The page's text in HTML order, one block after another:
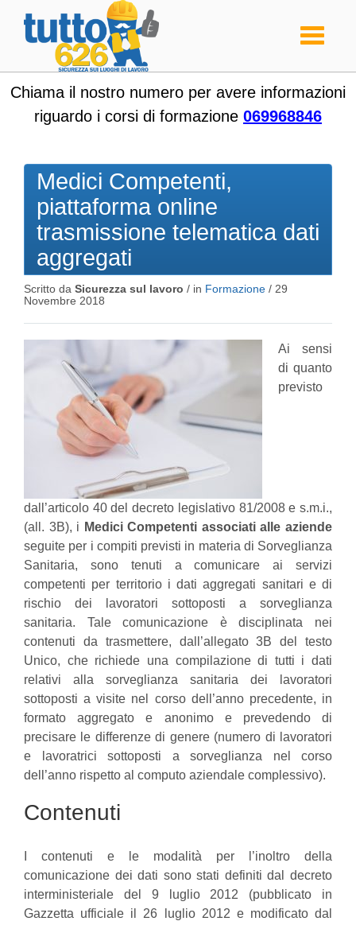
Toggle
Chiama il nostro numero per avere informazioni
riguardo i corsi di formazione 069968846
Medici Competenti,
piattaforma online
trasmissione telematica dati
aggregati
Scritto da Sicurezza sul lavoro / in Formazione / 29
Novembre 2018
Ai sensi
di quanto
previsto
dall’articolo 40 del decreto legislativo 81/2008 e s.m.i.,
(all. 3B), i Medici Competenti associati alle aziende
seguite per i compiti previsti in materia di Sorveglianza
Sanitaria, sono tenuti a comunicare ai servizi
competenti per territorio i dati aggregati sanitari e di
rischio dei lavoratori sottoposti a sorveglianza
sanitaria. Tale comunicazione è disciplinata nei
contenuti da trasmettere, dall’allegato 3B del testo
Unico, che richiede una compilazione di tutti i dati
relativi alla sorveglianza sanitaria dei lavoratori
sottoposti a visite nel corso dell’anno precedente, in
formato aggregato e anonimo e prevedendo di
precisare le differenze di genere (numero di lavoratori
e lavoratrici sottoposti a sorveglianza nel corso
dell’anno rispetto al computo aziendale complessivo).
Contenuti
I contenuti e le modalità per l’inoltro della
comunicazione dei dati sono stati definiti dal decreto
interministeriale del 9 luglio 2012 (pubblicato in
Gazzetta ufficiale il 26 luglio 2012 e modificato dal